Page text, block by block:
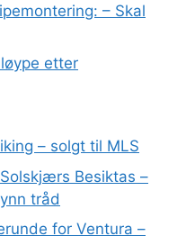
– Skal
etter
– solgt til MLS
Besiktas –
tråd
for Ventura –